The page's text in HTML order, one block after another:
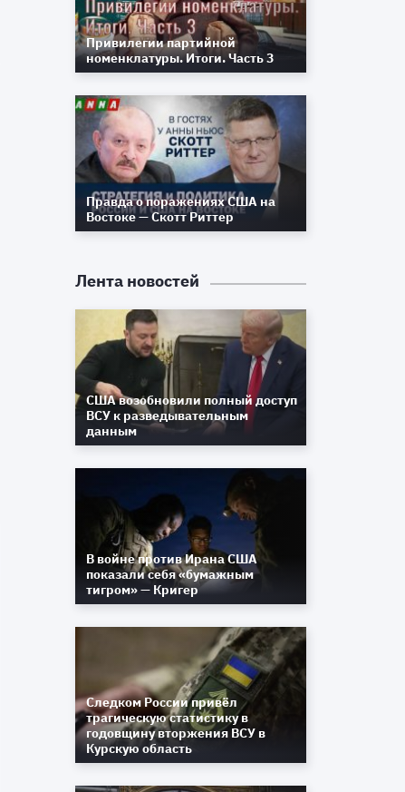
Привилегии партийной
номенклатуры. Итоги. Часть 3
Правда о поражениях США на
Востоке — Скотт Риттер
Лента новостей
США возобновили полный доступ
ВСУ к разведывательным
данным
В войне против Ирана США
показали себя «бумажным
тигром» — Кригер
Следком России привёл
трагическую статистику в
годовщину вторжения ВСУ в
Курскую область